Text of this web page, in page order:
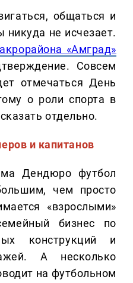
общаться и
не исчезает.
«Амград»
Совсем
отмечаться День
о роли спорта в
отдельно.
и капитанов
Дендюро футбол
чем просто
«взрослыми»
бизнес по
конструкций и
А несколько
на футбольном